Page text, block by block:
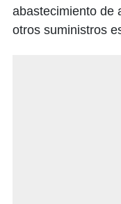
abastecimiento de
otros suministros